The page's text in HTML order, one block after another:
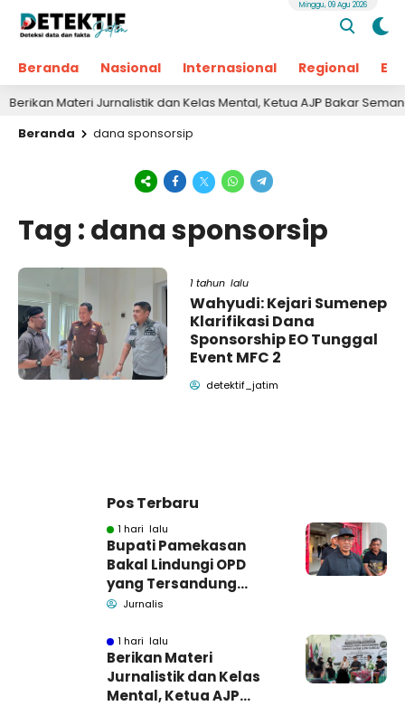
Beranda Nasional Internasional Regional
Minggu, 09 Agu 2026
Materi Jurnalistik dan Kelas Mental, Ketua AJP Bakar Semangat
Beranda
dana sponsorsip
Tag : dana sponsorsip
1 tahun lalu
Wahyudi: Kejari Sumenep
Klarifikasi Dana
Sponsorship EO Tunggal
Event MFC 2
detektif_jatim
Pos Terbaru
1 hari lalu
Bupati Pamekasan
Bakal Lindungi OPD
yang Tersandung
Dugaan Korupsi
Jurnalis
1 hari lalu
Berikan Materi
Jurnalistik dan Kelas
Mental, Ketua AJP